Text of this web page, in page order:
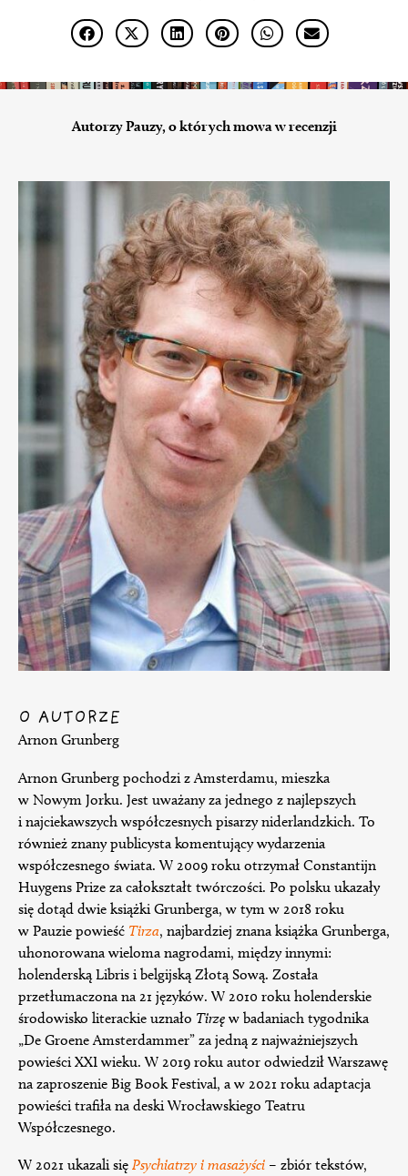
Autorzy Pauzy, o których mowa w recenzji
O AUTORZE
Arnon Grunberg
Arnon Grunberg pochodzi z Amsterdamu, mieszka
w Nowym Jorku. Jest uważany za jednego z najlepszych
i najciekawszych współczesnych pisarzy niderlandzkich. To
również znany publicysta komentujący wydarzenia
współczesnego świata. W 2009 roku otrzymał Constantijn
Huygens Prize za całokształt twórczości. Po polsku ukazały
się dotąd dwie książki Grunberga, w tym w 2018 roku
w Pauzie powieść Tirza, najbardziej znana książka Grunberga,
uhonorowana wieloma nagrodami, między innymi:
holenderską Libris i belgijską Złotą Sową. Została
przetłumaczona na 21 języków. W 2010 roku holenderskie
środowisko literackie uznało Tirzę w badaniach tygodnika
„De Groene Amsterdammer” za jedną z najważniejszych
powieści XXI wieku. W 2019 roku autor odwiedził Warszawę
na zaproszenie Big Book Festival, a w 2021 roku adaptacja
powieści trafiła na deski Wrocławskiego Teatru
Współczesnego.
W 2021 ukazali się Psychiatrzy i masażyści – zbiór tekstów,